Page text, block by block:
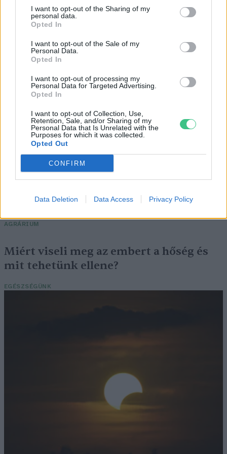
I want to opt-out of the Sharing of my
personal data.
Opted In
I want to opt-out of the Sale of my
Personal Data.
Opted In
I want to opt-out of processing my
Personal Data for Targeted Advertising.
Opted In
I want to opt-out of Collection, Use,
Retention, Sale, and/or Sharing of my
Personal Data that Is Unrelated with the
Purposes for which it was collected.
Opted Out
CONFIRM
Data Deletion Data Access Privacy Policy
Még Paks kiesését is áthidalhatná a
megfelelő energiatárolás
„szuperaszály”, az idei év mégis más
AGRÁRIUM
Miért viseli meg az embert a hőség és
mit tehetünk ellene?
EGÉSZSÉGÜNK